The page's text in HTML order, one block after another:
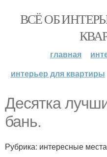
ВСЁ ОБ
главная
интерьер для квартиры
Десятка
бань.
Рубрика: интересные